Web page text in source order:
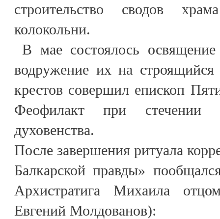
строительство сводов
колокольни.
В мае состоялось
водружение их на
крестов совершил епископ
Феофилакт при
духовенства.
После завершения ритуала
Балкарской правды»
Архистратига Михаила
Евгений Молдованов):